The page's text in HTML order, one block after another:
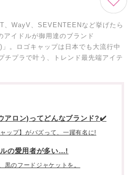
、WayV、SEVENTEENなど挙げたら
アイドルが御用達のブランド
」。ロゴキャップは日本でも大流行中
プラで叶う、トレンド最先端アイテ
アロン)ってどんなブランド?✔️
ャップ】がバズって、一躍有名に!
の愛用者が多い…!
黒のフードジャケットを。